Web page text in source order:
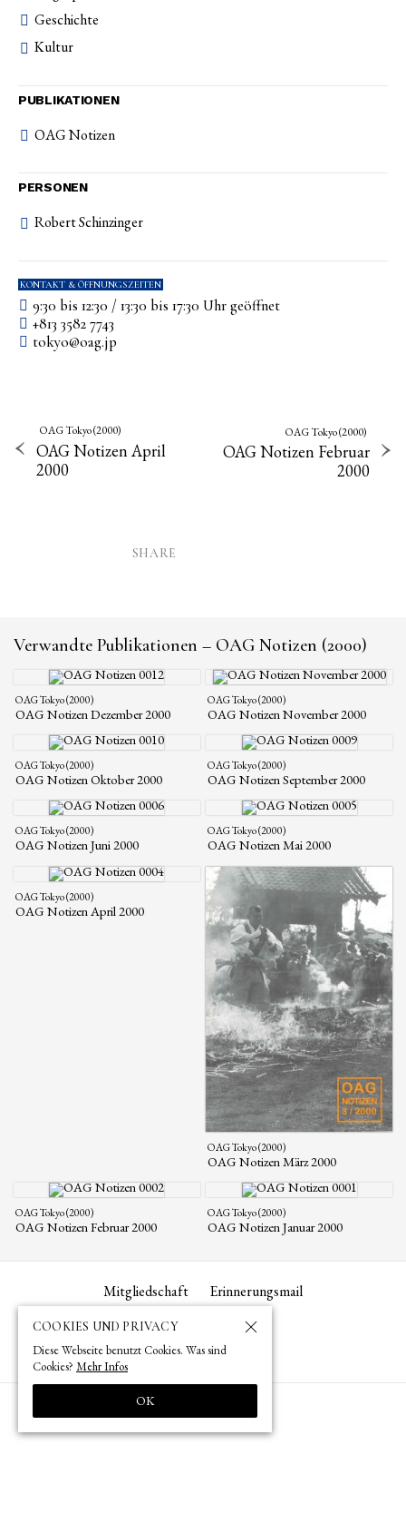
Geschichte
Kultur
PUBLIKATIONEN
OAG Notizen
PERSONEN
Robert Schinzinger
KONTAKT & ÖFFNUNGSZEITEN
9:30 bis 12:30 / 13:30 bis 17:30 Uhr geöffnet
+813 3582 7743
tokyo­@­oag­.­jp
OAG Tokyo (2000)
OAG Notizen April
2000
OAG Tokyo (2000)
OAG Notizen Februar
2000
SHARE
Verwandte Publikationen – OAG Notizen (2000)
OAG Tokyo (2000)
OAG Notizen Dezember 2000
OAG Tokyo (2000)
OAG Notizen November 2000
OAG Tokyo (2000)
OAG Notizen Oktober 2000
OAG Tokyo (2000)
OAG Notizen September 2000
OAG Tokyo (2000)
OAG Notizen Juni 2000
OAG Tokyo (2000)
OAG Notizen Mai 2000
OAG Tokyo (2000)
OAG Notizen April 2000
OAG Tokyo (2000)
OAG Notizen März 2000
OAG Tokyo (2000)
OAG Notizen Februar 2000
OAG Tokyo (2000)
OAG Notizen Januar 2000
Mitgliedschaft Erinnerungsmail
COOKIES UND PRIVACY
Diese Webseite benutzt Cookies. Was sind
Cookies? Mehr Infos
OK